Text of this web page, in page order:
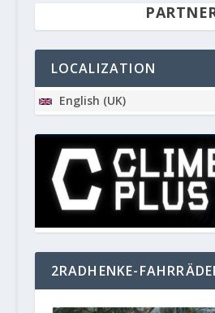
LOCALIZATION
English (UK)
2RADHENKE-